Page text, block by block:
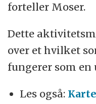
forteller Moser.
Dette
over et hvilket
fungerer som en
Les også: